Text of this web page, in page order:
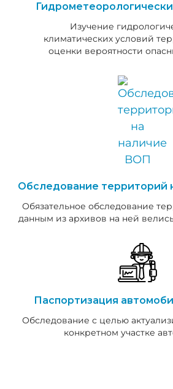
Изучение
климатических условий
оценки вероятности
Обследование территорий
Обязательное обследование
данным из архивов на ней
Паспортизация
Обследование с целью
конкретном участке